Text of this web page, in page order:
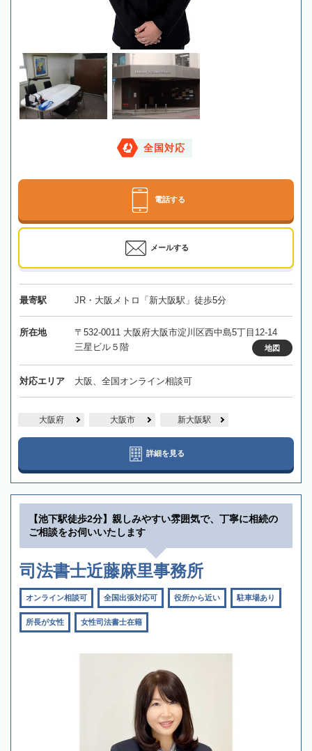
全国対応
電話する
メールする
最寄駅 JR・大阪メトロ「新大阪駅」徒歩5分
所在地
〒532-0011 大阪府大阪市淀川区西中島5丁目12-14
三星ビル５階
地図
対応エリア 大阪、全国オンライン相談可
大阪府 大阪市 新大阪駅
詳細を見る
【池下駅徒歩2分】親しみやすい雰囲気で、丁寧に相続の
ご相談をお伺いいたします
司法書士近藤麻里事務所
オンライン相談可 全国出張対応可 役所から近い 駐車場あり
所長が女性 女性司法書士在籍